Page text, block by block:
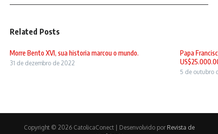
Related Posts
Morre Bento XVI, sua historia marcou o mundo.
31 de dezembro de 2022
Papa
5 de outubro
Copyright © 2026 CatolicaConect | Desenvolvido por Revista de